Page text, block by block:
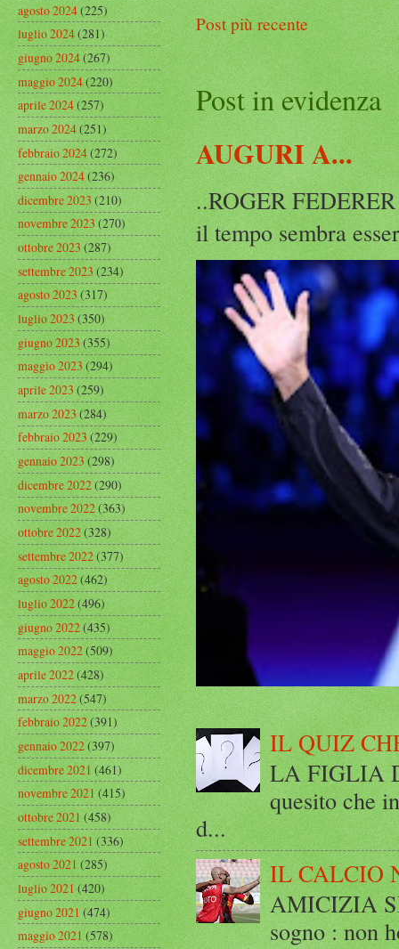
Post più recente
Post in evidenza
AUGURI A...
..ROGER
il tempo sembra
IL QUIZ
LA FIGLIA
quesito che
d...
IL CALCIO
AMICIZIA
sogno : non
agosto 2024(225)
luglio 2024(281)
giugno 2024(267)
maggio 2024(220)
aprile 2024(257)
marzo 2024(251)
febbraio 2024(272)
gennaio 2024(236)
dicembre 2023(210)
novembre 2023(270)
ottobre 2023(287)
settembre 2023(234)
agosto 2023(317)
luglio 2023(350)
giugno 2023(355)
maggio 2023(294)
aprile 2023(259)
marzo 2023(284)
febbraio 2023(229)
gennaio 2023(298)
dicembre 2022(290)
novembre 2022(363)
ottobre 2022(328)
settembre 2022(377)
agosto 2022(462)
luglio 2022(496)
giugno 2022(435)
maggio 2022(509)
aprile 2022(428)
marzo 2022(547)
febbraio 2022(391)
gennaio 2022(397)
dicembre 2021(461)
novembre 2021(415)
ottobre 2021(458)
settembre 2021(336)
agosto 2021(285)
luglio 2021(420)
giugno 2021(474)
maggio 2021(578)